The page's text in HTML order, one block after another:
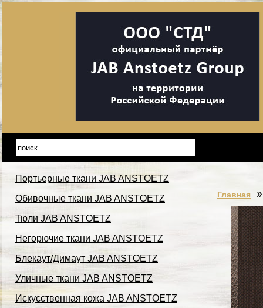
Портьерные ткани JAB ANSTOETZ
Обивочные ткани JAB ANSTOETZ
Тюли JAB ANSTOETZ
Негорючие ткани JAB ANSTOETZ
Блекаут/Димаут JAB ANSTOETZ
Уличные ткани JAB ANSTOETZ
Искусственная кожа JAB ANSTOETZ
Главная